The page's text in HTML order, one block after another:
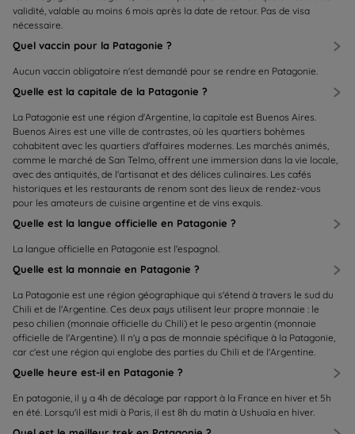
validité, valable au moins 6 mois après la date de retour. Pas de visa
nécessaire.
Quel vaccin pour la Patagonie ?
Aucun vaccin obligatoire n'est demandé pour se rendre en Patagonie.
Quelle est la capitale de la Patagonie ?
La Patagonie est une région d'Argentine, la capitale est Buenos Aires.
Buenos Aires est une ville de contrastes, où les quartiers bohèmes
cohabitent avec les quartiers d'affaires modernes. Les marchés animés,
comme le marché de San Telmo, offrent une immersion dans la vie locale,
avec des antiquités, de l'artisanat et des délices culinaires. Les cafés
historiques et les restaurants de renom sont des lieux de rendez-vous
pour les amateurs de cuisine argentine et de vins exquis.
Quelle est la langue officielle en Patagonie ?
La langue officielle en Patagonie est l'espagnol.
Quelle est la monnaie en Patagonie ?
La Patagonie est une région géographique qui s'étend à travers le sud du
Chili et de l'Argentine. Ces deux pays utilisent leur propre monnaie : le
peso chilien (monnaie officielle du Chili) et le peso argentin (monnaie
officielle de l'Argentine). Il n'y a pas de monnaie spécifique à la Patagonie,
car c'est une région qui englobe des parties du Chili et de l'Argentine.
Quelle heure est-il en Patagonie ?
En patagonie, il y a 4h de décalage par rapport à la France en hiver et 5h
en été. Lorsqu'il est midi à Paris, il est 8h du matin à Ushuaïa en hiver.